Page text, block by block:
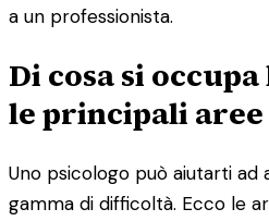
a un professionista.
Di cosa si
le principali
Uno psicologo può aiutarti ad
gamma di difficoltà. Ecco le